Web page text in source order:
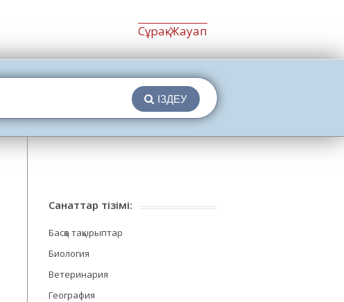
Сұрақ-Жауап
ІЗДЕУ
Санаттар тізімі:
Басқа тақырыптар
Биология
Ветеринария
География